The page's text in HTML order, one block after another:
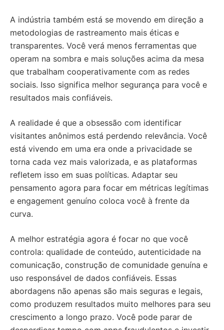
A indústria também está se movendo em direção a
metodologias de rastreamento mais éticas e
transparentes. Você verá menos ferramentas que
operam na sombra e mais soluções acima da mesa
que trabalham cooperativamente com as redes
sociais. Isso significa melhor segurança para você e
resultados mais confiáveis.
A realidade é que a obsessão com identificar
visitantes anônimos está perdendo relevância. Você
está vivendo em uma era onde a privacidade se
torna cada vez mais valorizada, e as plataformas
refletem isso em suas políticas. Adaptar seu
pensamento agora para focar em métricas legítimas
e engagement genuíno coloca você à frente da
curva.
A melhor estratégia agora é focar no que você
controla: qualidade de conteúdo, autenticidade na
comunicação, construção de comunidade genuína e
uso responsável de dados confiáveis. Essas
abordagens não apenas são mais seguras e legais,
como produzem resultados muito melhores para seu
crescimento a longo prazo. Você pode parar de